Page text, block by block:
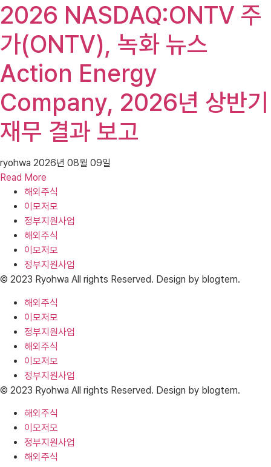
2026 NASDAQ:ONTV 주
가(ONTV), 녹화 뉴스
Action Energy
Company, 2026년 상반기
재무 결과 보고
ryohwa 2026년 08월 09일
Read More
해외주식
이모저모
정부지원사업
해외주식
이모저모
정부지원사업
© 2023 Ryohwa All rights Reserved. Design by blogtem.
해외주식
이모저모
정부지원사업
해외주식
이모저모
정부지원사업
© 2023 Ryohwa All rights Reserved. Design by blogtem.
해외주식
이모저모
정부지원사업
해외주식